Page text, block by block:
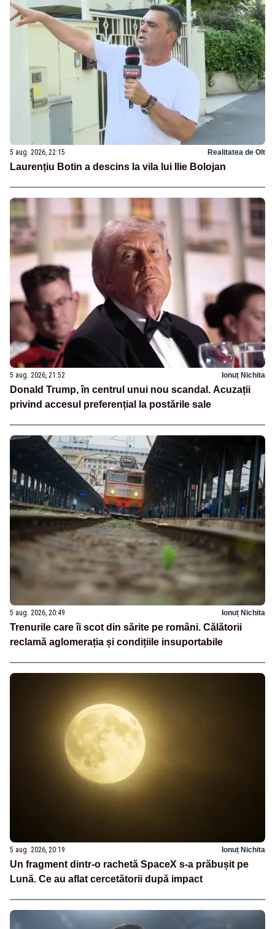
5 aug. 2026, 22:15 Realitatea de Olt
Laurențiu Botin a descins la vila lui Ilie Bolojan
5 aug. 2026, 21:52 Ionuț Nichita
Donald Trump, în centrul unui nou scandal. Acuzații
privind accesul preferențial la postările sale
5 aug. 2026, 20:49 Ionuț Nichita
Trenurile care îi scot din sărite pe români. Călătorii
reclamă aglomerația și condițiile insuportabile
5 aug. 2026, 20:19 Ionuț Nichita
Un fragment dintr-o rachetă SpaceX s-a prăbușit pe
Lună. Ce au aflat cercetătorii după impact